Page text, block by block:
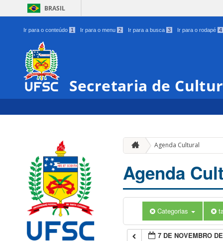
BRASIL
Ir para o conteúdo 1 Ir para o menu 2 Ir para a busca 3 Ir para o rodapé 4
Secretaria de
Agenda Cultural
Agenda
Categorias
7 DE NOVEMBRO